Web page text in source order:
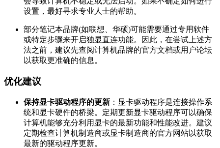
设置，最好寻求专业人士的帮助。
部分笔记本品牌(如联想、华硕)可能需要通过专用软件
或特定步骤来开启独显直连功能。因此，在尝试上述方
法之前，建议先查阅计算机品牌的官方文档或用户论坛
以获取更准确的信息。
优化建议
保持显卡驱动程序的更新 ：显卡驱动程序是连接操作系
统和显卡硬件的桥梁。定期更新显卡驱动程序可以确保
计算机能够充分利用显卡的最新功能和性能改进。建议
定期检查计算机制造商或显卡制造商的官方网站以获取
最新的驱动程序更新。